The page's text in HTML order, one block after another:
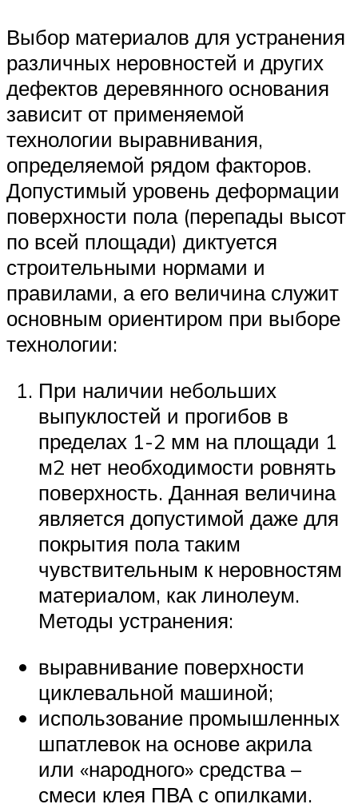
Выбор материалов для устранения
различных неровностей и других
дефектов деревянного основания
зависит от применяемой
технологии выравнивания,
определяемой рядом факторов.
Допустимый уровень деформации
поверхности пола (перепады высот
по всей площади) диктуется
строительными нормами и
правилами, а его величина служит
основным ориентиром при выборе
технологии:
При наличии небольших
выпуклостей и прогибов в
пределах 1-2 мм на площади 1
м2 нет необходимости ровнять
поверхность. Данная величина
является допустимой даже для
покрытия пола таким
чувствительным к неровностям
материалом, как линолеум.
Методы устранения:
выравнивание поверхности
циклевальной машиной;
использование промышленных
шпатлевок на основе акрила
или «народного» средства –
смеси клея ПВА с опилками.